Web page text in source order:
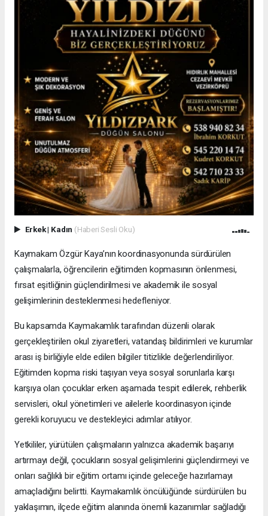
Erkek| Kadın (Haberi Sesli Oku)
Kaymakam Özgür Kaya’nın koordinasyonunda sürdürülen
çalışmalarla, öğrencilerin eğitimden kopmasının önlenmesi,
fırsat eşitliğinin güçlendirilmesi ve akademik ile sosyal
gelişimlerinin desteklenmesi hedefleniyor.
Bu kapsamda Kaymakamlık tarafından düzenli olarak
gerçekleştirilen okul ziyaretleri, vatandaş bildirimleri ve kurumlar
arası iş birliğiyle elde edilen bilgiler titizlikle değerlendiriliyor.
Eğitimden kopma riski taşıyan veya sosyal sorunlarla karşı
karşıya olan çocuklar erken aşamada tespit edilerek, rehberlik
servisleri, okul yönetimleri ve ailelerle koordinasyon içinde
gerekli koruyucu ve destekleyici adımlar atılıyor.
Yetkililer, yürütülen çalışmaların yalnızca akademik başarıyı
artırmayı değil, çocukların sosyal gelişimlerini güçlendirmeyi ve
onları sağlıklı bir eğitim ortamı içinde geleceğe hazırlamayı
amaçladığını belirtti. Kaymakamlık öncülüğünde sürdürülen bu
yaklaşımın, ilçede eğitim alanında önemli kazanımlar sağladığı